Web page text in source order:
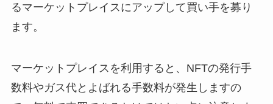
るマーケットプレイスにアップして買い手を募り
ます。
マーケットプレイスを利用すると、NFTの発行手
数料やガス代とよばれる手数料が発生しますの